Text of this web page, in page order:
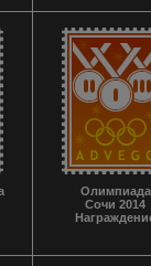
Олимпиада
Сочи 2014